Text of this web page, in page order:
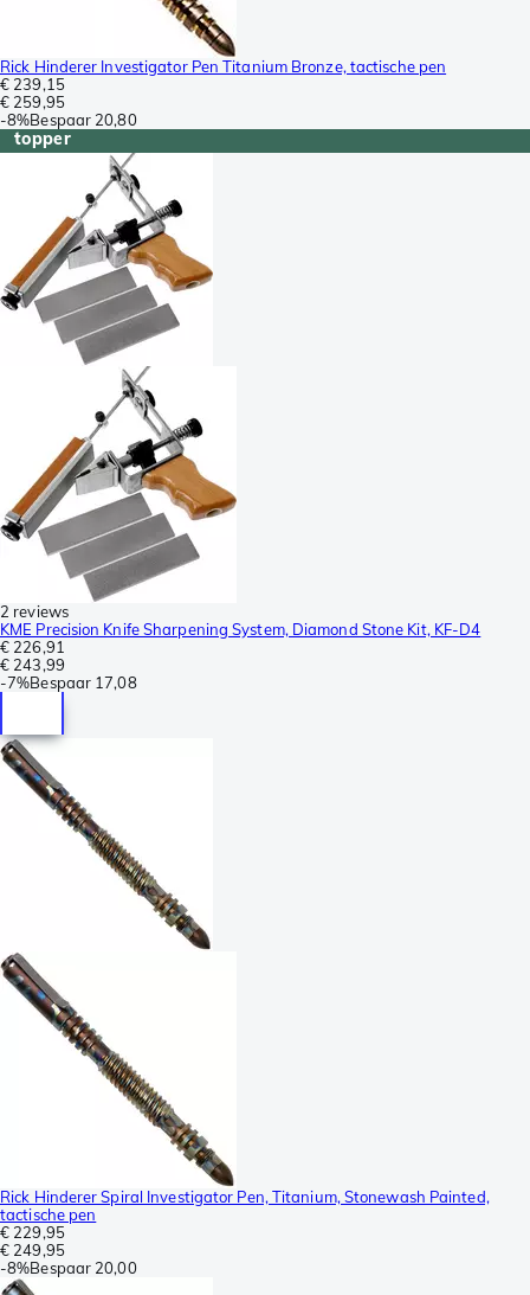
Rick Hinderer Investigator Pen Titanium Bronze, tactische pen
€ 239,15
€ 259,95
-8%Bespaar 20,80
topper
2 reviews
KME Precision Knife Sharpening System, Diamond Stone Kit, KF-D4
€ 226,91
€ 243,99
-7%Bespaar 17,08
Rick Hinderer Spiral Investigator Pen, Titanium, Stonewash Painted,
tactische pen
€ 229,95
€ 249,95
-8%Bespaar 20,00